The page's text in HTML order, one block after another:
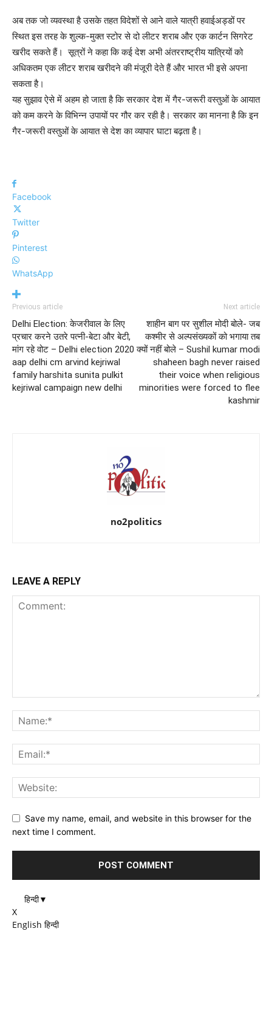
अब तक जो व्यवस्था है उसके तहत विदेशों से आने वाले यात्री हवाईअड्डों पर
स्थित इस तरह के शुल्क-मुक्त स्टोर से दो लीटर शराब और एक कार्टन सिगरेट
खरीद सकते हैं। सूत्रों ने कहा कि कई देश अभी अंतरराष्ट्रीय यात्रियों को
अधिकतम एक लीटर शराब खरीदने की मंजूरी देते हैं और भारत भी इसे अपना
सकता है।
यह सुझाव ऐसे में अहम हो जाता है कि सरकार देश में गैर-जरूरी वस्तुओं के आयात
को कम करने के विभिन्न उपायों पर गौर कर रही है। सरकार का मानना है कि इन
गैर-जरूरी वस्तुओं के आयात से देश का व्यापार घाटा बढ़ता है।
Facebook
Twitter
Pinterest
WhatsApp
Previous article
Delhi Election: केजरीवाल के लिए
प्रचार करने उतरे पत्नी-बेटा और बेटी,
मांग रहे वोट – Delhi election 2020
aap delhi cm arvind kejriwal
family harshita sunita pulkit
kejriwal campaign new delhi
Next article
शाहीन बाग पर सुशील मोदी बोले- जब
कश्मीर से अल्पसंख्यकों को भगाया तब
क्यों नहीं बोले – Sushil kumar modi
shaheen bagh never raised
their voice when religious
minorities were forced to flee
kashmir
no2politics
LEAVE A REPLY
Save my name, email, and website in this browser for the
next time I comment.
हिन्दी▼
X
English हिन्दी